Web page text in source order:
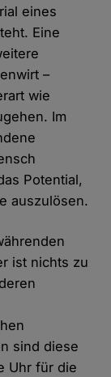
eines
Eine
–
wie
Im
Potential,
auszulösen.
ist nichts zu
sind diese
Uhr für die